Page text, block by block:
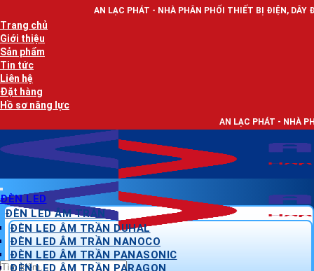
qua
nội
dung
AN LẠC PHÁT - NHÀ PHÂN PHỐI THIẾT BỊ ĐIỆN, DÂY ĐIỆN VÀ ĐÈN LED
Trang chủ
Giới thiệu
Sản phẩm
Tin tức
Liên hệ
Đặt hàng
Hồ sơ năng lực
AN LẠC PHÁT - NHÀ PHÂN PHỐI THIẾT
Tìm
ĐÈN LED
ĐÈN LED ÂM TRẦN
ĐÈN LED ÂM TRẦN DUHAL
ĐÈN LED ÂM TRẦN NANOCO
ĐÈN LED ÂM TRẦN PANASONIC
ĐÈN LED ÂM TRẦN PARAGON